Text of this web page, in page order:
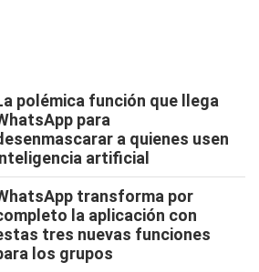
polémica función que llega
para
a quienes usen
artificial
transforma por
la aplicación con
tres nuevas funciones
los grupos